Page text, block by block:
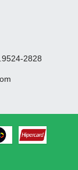
2828